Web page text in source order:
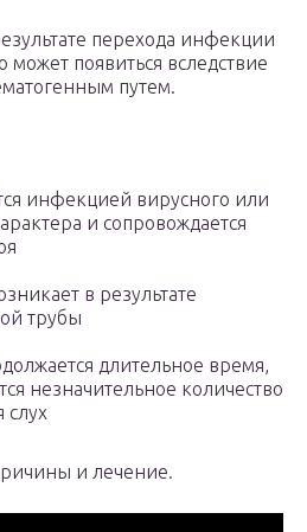
перехода инфекции
может появиться вследствие
путем.
инфекцией вирусного или
и сопровождается
в результате
трубы
длительное время,
незначительное количество
слух
и лечение.